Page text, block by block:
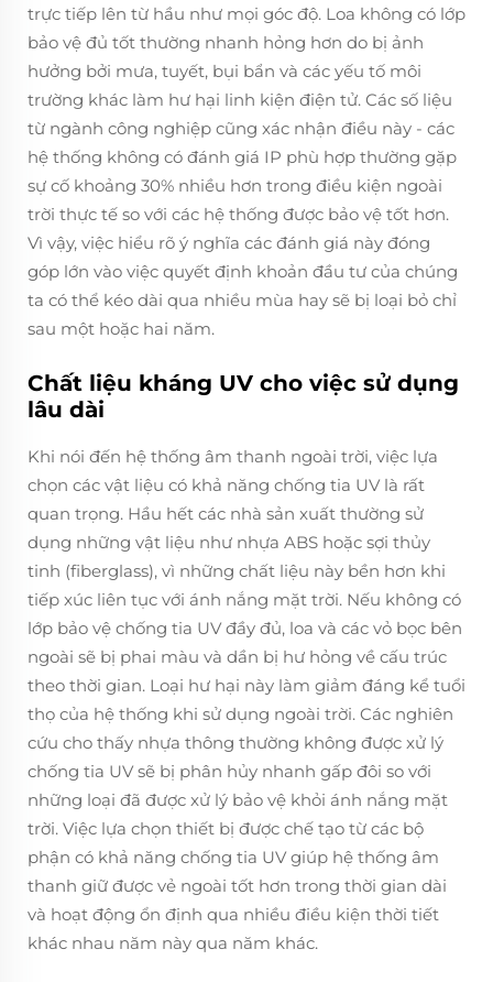
trực tiếp lên từ hầu như mọi góc độ. Loa không có lớp
bảo vệ đủ tốt thường nhanh hỏng hơn do bị ảnh
hưởng bởi mưa, tuyết, bụi bẩn và các yếu tố môi
trường khác làm hư hại linh kiện điện tử. Các số liệu
từ ngành công nghiệp cũng xác nhận điều này - các
hệ thống không có đánh giá IP phù hợp thường gặp
sự cố khoảng 30% nhiều hơn trong điều kiện ngoài
trời thực tế so với các hệ thống được bảo vệ tốt hơn.
Vì vậy, việc hiểu rõ ý nghĩa các đánh giá này đóng
góp lớn vào việc quyết định khoản đầu tư của chúng
ta có thể kéo dài qua nhiều mùa hay sẽ bị loại bỏ chỉ
sau một hoặc hai năm.
Chất liệu kháng UV cho việc sử dụng
lâu dài
Khi nói đến hệ thống âm thanh ngoài trời, việc lựa
chọn các vật liệu có khả năng chống tia UV là rất
quan trọng. Hầu hết các nhà sản xuất thường sử
dụng những vật liệu như nhựa ABS hoặc sợi thủy
tinh (fiberglass), vì những chất liệu này bền hơn khi
tiếp xúc liên tục với ánh nắng mặt trời. Nếu không có
lớp bảo vệ chống tia UV đầy đủ, loa và các vỏ bọc bên
ngoài sẽ bị phai màu và dần bị hư hỏng về cấu trúc
theo thời gian. Loại hư hại này làm giảm đáng kể tuổi
thọ của hệ thống khi sử dụng ngoài trời. Các nghiên
cứu cho thấy nhựa thông thường không được xử lý
chống tia UV sẽ bị phân hủy nhanh gấp đôi so với
những loại đã được xử lý bảo vệ khỏi ánh nắng mặt
trời. Việc lựa chọn thiết bị được chế tạo từ các bộ
phận có khả năng chống tia UV giúp hệ thống âm
thanh giữ được vẻ ngoài tốt hơn trong thời gian dài
và hoạt động ổn định qua nhiều điều kiện thời tiết
khác nhau năm này qua năm khác.